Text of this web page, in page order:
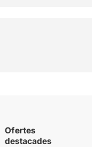
Ofertes
destacades